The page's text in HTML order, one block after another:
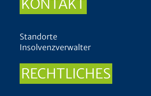
KONTAKT
Standorte
Insolvenzverwalter
RECHTLICHES